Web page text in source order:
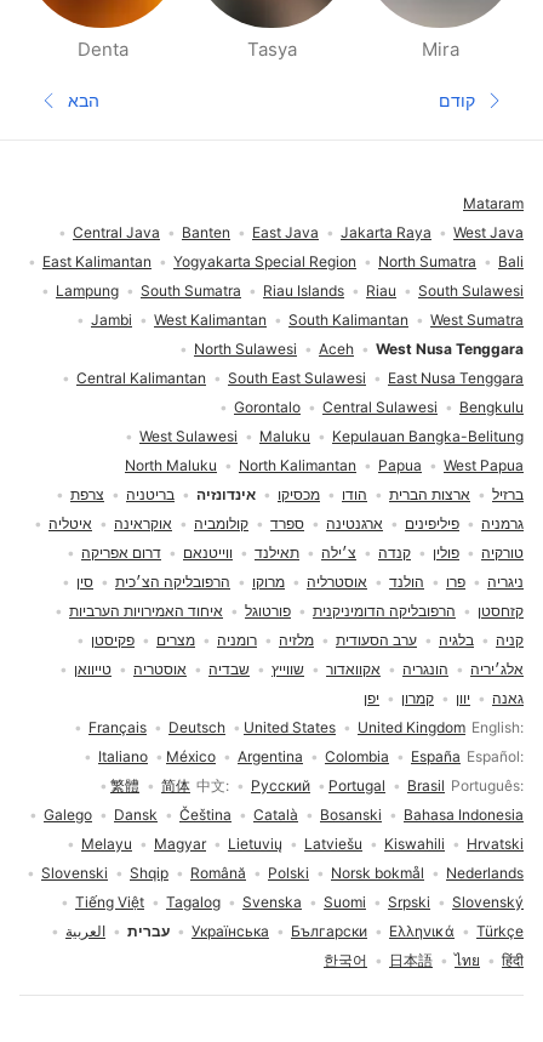
Mira
Tasya
Denta
דפי אנשים בסביבתך
עמוד קודם
קודם
העמוד
הבא
בחירת שפה
English
United Kingdom
United States
Deutsch
Français
Español
España
Colombia
Argentina
México
Italiano
Português
Brasil
Portugal
Русский
中文
简体
繁體
Bahasa Indonesia
Bosanski
Català
Čeština
Dansk
Galego
Hrvatski
Kiswahili
Latviešu
Lietuvių
Magyar
Melayu
Nederlands
Norsk bokmål
Polski
Română
Shqip
Slovenski
Slovenský
Srpski
Suomi
Svenska
Tagalog
Tiếng Việt
Türkçe
Ελληνικά
Български
Українська עברית
العربية
हिंदी
ไทย
日本語
한국어
ברזיל ארצות הברית הודו מכסיקו אינדונזיה בריטניה
צרפת
גרמניה
פיליפינים ארגנטינה ספרד קולומביה אוקראינה
איטליה
טורקיה
פולין קנדה צ׳ילה תאילנד ווייטנאם
דרום אפריקה
ניגריה
פרו הולנד אוסטרליה מרוקו הרפובליקה הצ׳כית
סין
קזחסטן
הרפובליקה הדומיניקנית פורטוגל
איחוד האמירויות הערביות
קניה
בלגיה ערב הסעודית מלזיה רומניה מצרים
פקיסטן
אלג׳יריה
הונגריה אקוואדור שווייץ שבדיה אוסטריה
טייוואן
גאנה
יוון קמרון יפן
West Java
Jakarta Raya
East Java
Banten
Central Java
Bali
North Sumatra
Yogyakarta Special Region
East Kalimantan
South Sulawesi
Riau
Riau Islands
South Sumatra
Lampung
West Sumatra
South Kalimantan
West Kalimantan
Jambi
West Nusa Tenggara
Aceh
North Sulawesi
East Nusa Tenggara
South East Sulawesi
Central Kalimantan
Bengkulu
Central Sulawesi
Gorontalo
Kepulauan Bangka-Belitung
Maluku
West Sulawesi
West Papua
Papua
North Kalimantan
North Maluku
Mataram